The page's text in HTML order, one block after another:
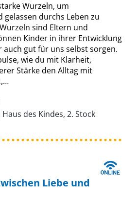
Wurzeln, um
gelassen durchs Leben zu
sind Eltern und
Kinder in ihrer Entwicklung
auch gut für uns selbst sorgen.
wie du mit Klarheit,
Stärke den Alltag mit
des Kindes, 2. Stock
Liebe und